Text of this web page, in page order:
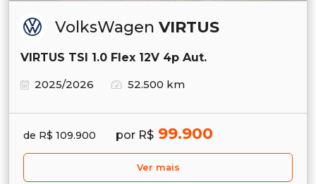
VolksWagen VIRTUS
VIRTUS TSI 1.0 Flex 12V 4p Aut.
2025/2026
52.500 km
de R$ 109.900 por R$ 99.900
Ver mais